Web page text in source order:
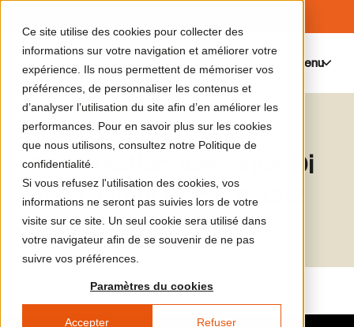
Ce site utilise des cookies pour collecter des
informations sur votre navigation et améliorer votre
expérience. Ils nous permettent de mémoriser vos
préférences, de personnaliser les contenus et
d’analyser l’utilisation du site afin d’en améliorer les
performances. Pour en savoir plus sur les cookies
que nous utilisons, consultez notre Politique de
confidentialité.
Si vous refusez l'utilisation des cookies, vos
informations ne seront pas suivies lors de votre
visite sur ce site. Un seul cookie sera utilisé dans
votre navigateur afin de se souvenir de ne pas
suivre vos préférences.
Paramètres du cookies
Accepter Refuser
Menu
Le catalogue de médiasInès Di Folco Jemni
Conversation avec Inès Di
Folco Jemni et Flora Katz